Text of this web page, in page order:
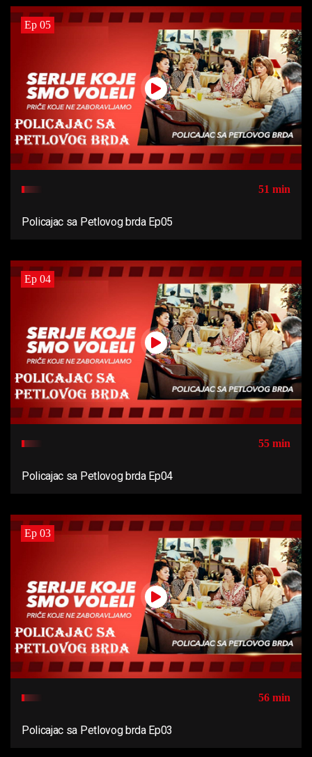
Ep 05
51 min
Policajac sa Petlovog brda Ep05
Ep 04
55 min
Policajac sa Petlovog brda Ep04
Ep 03
56 min
Policajac sa Petlovog brda Ep03